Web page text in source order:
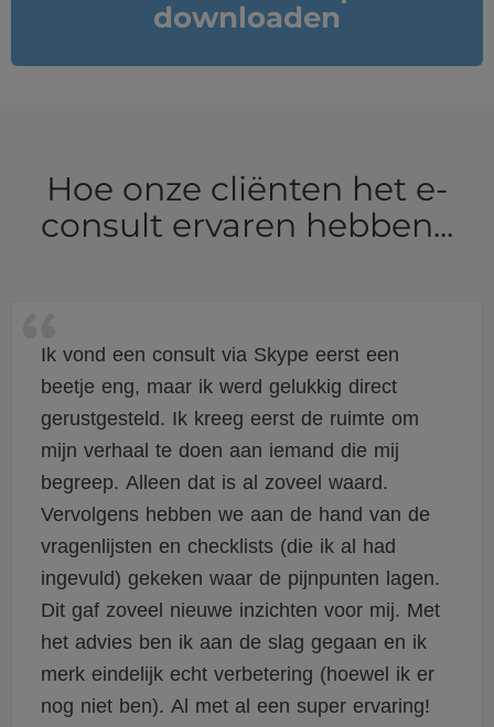
downloaden
Hoe onze cliënten het e-
consult ervaren hebben...
Ik vond een consult via Skype eerst een
beetje eng, maar ik werd gelukkig direct
gerustgesteld. Ik kreeg eerst de ruimte om
mijn verhaal te doen aan iemand die mij
begreep. Alleen dat is al zoveel waard.
Vervolgens hebben we aan de hand van de
vragenlijsten en checklists (die ik al had
ingevuld) gekeken waar de pijnpunten lagen.
Dit gaf zoveel nieuwe inzichten voor mij. Met
het advies ben ik aan de slag gegaan en ik
merk eindelijk echt verbetering (hoewel ik er
nog niet ben). Al met al een super ervaring!